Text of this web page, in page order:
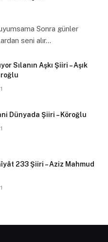
Sonra günler
seni alır…
Sılanın Aşkı Şiiri – Aşık
Dünyada Şiiri – Köroğlu
233 Şiiri – Aziz Mahmud